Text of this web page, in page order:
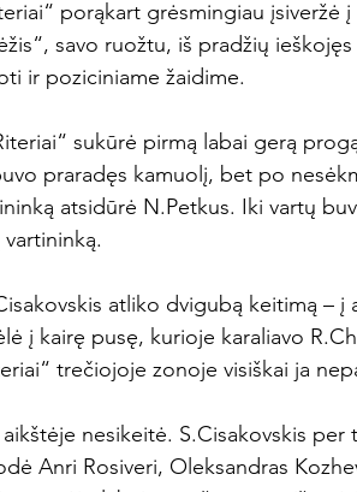
porąkart grėsmingiau įsiveržė
savo ruožtu, iš pradžių
ir poziciniame žaidime.
sukūrė pirmą labai gerą
praradęs kamuolį, bet po
atsidūrė N.Petkus. Iki vartų
atliko dvigubą keitimą – į
į kairę pusę, kurioje karaliavo
trečiojoje zonoje visiškai ja
nesikeitė. S.Cisakovskis
Anri Rosiveri, Oleksandras